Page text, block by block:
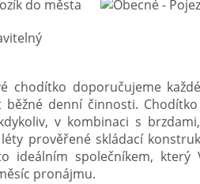
chodítko doporučujeme
denní činnosti.
v kombinaci s
prověřené skládací
ideálním společníkem, který
pronájmu.